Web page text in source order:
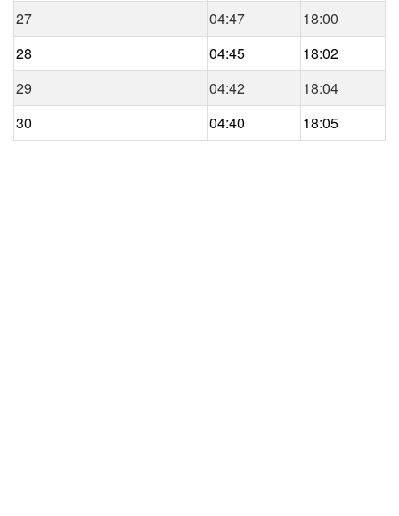
27
04:47
18:00
28
04:45
18:02
29
04:42
18:04
30
04:40 18:05